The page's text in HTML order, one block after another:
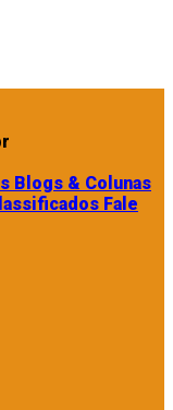
Blogs & Colunas
Fale